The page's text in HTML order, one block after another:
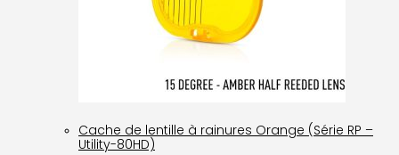
Cache de lentille à rainures Orange (Série RP –
Utility-80HD)